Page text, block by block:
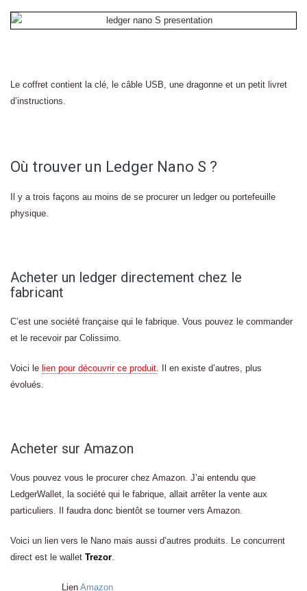
Le coffret contient la clé, le câble USB, une dragonne et un petit livret
d’instructions.
Où trouver un Ledger Nano S ?
Il y a trois façons au moins de se procurer un ledger ou portefeuille
physique.
Acheter un ledger directement chez le
fabricant
C’est une société française qui le fabrique. Vous pouvez le commander
et le recevoir par Colissimo.
Voici le lien pour découvrir ce produit. Il en existe d’autres, plus
évolués.
Acheter sur Amazon
Vous pouvez vous le procurer chez Amazon. J’ai entendu que
LedgerWallet, la société qui le fabrique, allait arrêter la vente aux
particuliers. Il faudra donc bientôt se tourner vers Amazon.
Voici un lien vers le Nano mais aussi d’autres produits. Le concurrent
direct est le wallet Trezor.
Lien Amazon